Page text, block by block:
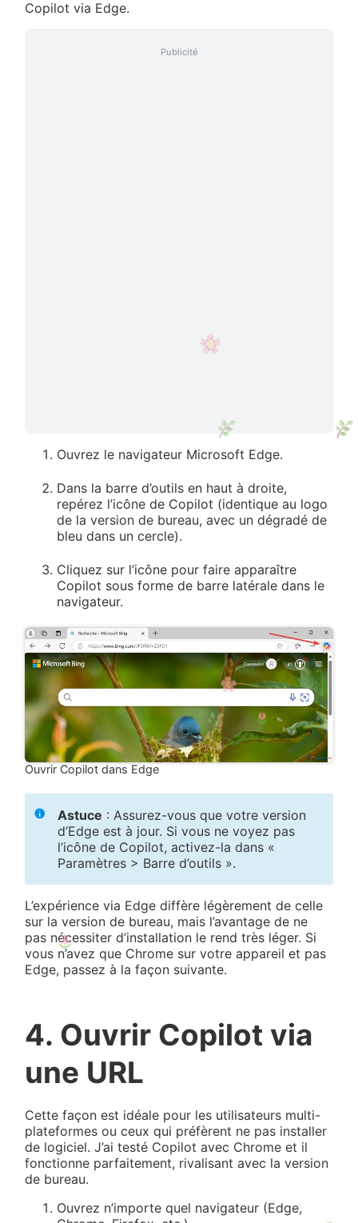
Copilot via Edge.
Publicité
Ouvrez le navigateur Microsoft Edge.
Dans la barre d’outils en haut à droite,
repérez l’icône de Copilot (identique au logo
de la version de bureau, avec un dégradé de
bleu dans un cercle).
Cliquez sur l’icône pour faire apparaître
Copilot sous forme de barre latérale dans le
navigateur.
Ouvrir Copilot dans Edge
Astuce : Assurez-vous que votre version
d’Edge est à jour. Si vous ne voyez pas
l’icône de Copilot, activez-la dans «
Paramètres > Barre d’outils ».
L’expérience via Edge diffère légèrement de celle
sur la version de bureau, mais l’avantage de ne
pas nécessiter d’installation le rend très léger. Si
vous n’avez que Chrome sur votre appareil et pas
Edge, passez à la façon suivante.
4. Ouvrir Copilot via
une URL
Cette façon est idéale pour les utilisateurs multi-
plateformes ou ceux qui préfèrent ne pas installer
de logiciel. J’ai testé Copilot avec Chrome et il
fonctionne parfaitement, rivalisant avec la version
de bureau.
Ouvrez n’importe quel navigateur (Edge,